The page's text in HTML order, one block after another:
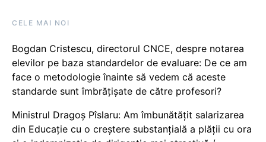
CELE MAI NOI
Bogdan Cristescu, directorul CNCE, despre notarea
elevilor pe baza standardelor de evaluare: De ce am
face o metodologie înainte să vedem că aceste
standarde sunt îmbrățișate de către profesori?
Ministrul Dragoș Pîslaru: Am îmbunătățit salarizarea
din Educație cu o creștere substanțială a plății cu ora